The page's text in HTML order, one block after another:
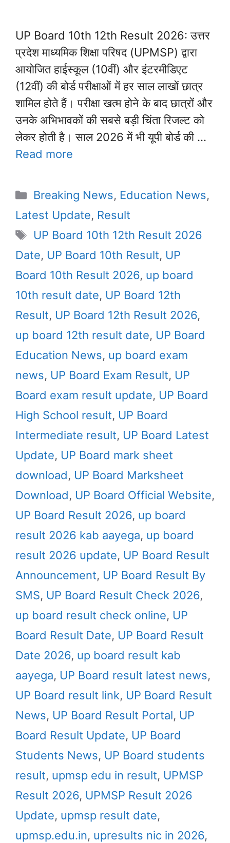
UP Board 10th 12th Result 2026: उत्तर
प्रदेश माध्यमिक शिक्षा परिषद (UPMSP) द्वारा
आयोजित हाईस्कूल (10वीं) और इंटरमीडिएट
(12वीं) की बोर्ड परीक्षाओं में हर साल लाखों छात्र
शामिल होते हैं। परीक्षा खत्म होने के बाद छात्रों और
उनके अभिभावकों की सबसे बड़ी चिंता रिजल्ट को
लेकर होती है। साल 2026 में भी यूपी बोर्ड की …
Read more
Categories
Breaking News, Education News,
Latest Update, Result
Tags
UP Board 10th 12th Result 2026
Date, UP Board 10th Result, UP
Board 10th Result 2026, up board
10th result date, UP Board 12th
Result, UP Board 12th Result 2026,
up board 12th result date, UP Board
Education News, up board exam
news, UP Board Exam Result, UP
Board exam result update, UP Board
High School result, UP Board
Intermediate result, UP Board Latest
Update, UP Board mark sheet
download, UP Board Marksheet
Download, UP Board Official Website,
UP Board Result 2026, up board
result 2026 kab aayega, up board
result 2026 update, UP Board Result
Announcement, UP Board Result By
SMS, UP Board Result Check 2026,
up board result check online, UP
Board Result Date, UP Board Result
Date 2026, up board result kab
aayega, UP Board result latest news,
UP Board result link, UP Board Result
News, UP Board Result Portal, UP
Board Result Update, UP Board
Students News, UP Board students
result, upmsp edu in result, UPMSP
Result 2026, UPMSP Result 2026
Update, upmsp result date,
upmsp.edu.in, upresults nic in 2026,